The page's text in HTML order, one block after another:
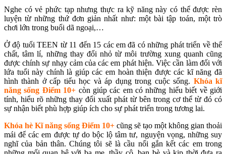
Nghe có vẻ phức tạp nhưng thực ra kỹ năng này có thể được rèn
luyện từ những thứ đơn giản nhất như: một bài tập toán, một trò
chơi lớn trong buổi dã ngoại,…
Ở độ tuổi TEEN từ 11 đến 15 các em đã có những phát triển về thể
chất, tâm lí, những thay đổi nhỏ từ môi trường xung quanh cũng
được chính sự nhạy cảm của các em phát hiện. Việc cần làm đối với
lứa tuổi này chính là giúp các em hoàn thiện được các kĩ năng đã
hình thành ở cấp tiểu học và áp dụng trong cuộc sống. Khóa kĩ
năng sống Điểm 10+ còn giúp các em có những hiểu biết về giới
tính, hiểu rõ những thay đổi xuất phát từ bên trong cơ thể từ đó có
sự nhận biết phù hợp giúp ích cho sự phát triển trong tương lai.
Khóa hè Kĩ năng sống Điểm 10+ cũng sẽ tạo một không gian thoải
mái để các em được tự do bộc lộ tâm tư, nguyện vọng, những suy
nghĩ của bản thân. Chúng tôi sẽ là cầu nối gắn kết các em trong